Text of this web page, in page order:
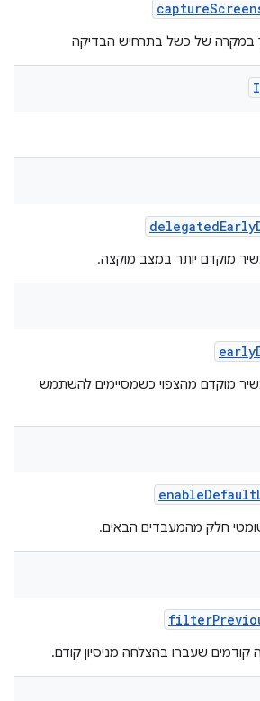
capture
במקרה של כשל בתרחיש הבדיקה
delegatedEarly
מוקדם יותר במצב מוקצה.
early
מוקדם מהצפוי כשמסיימים להשתמש
enableDefault
חלק מהמעבדים הבאים.
filter
קודמים שעברו בהצלחה מניסיון קודם.